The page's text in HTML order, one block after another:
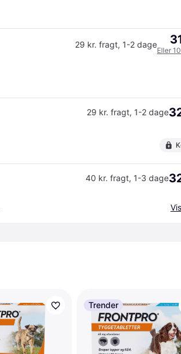
29 kr. fragt, 1-2 dage
Eller
29 kr. fragt, 1-2 dage
40 kr. fragt, 1-3 dage
Trender